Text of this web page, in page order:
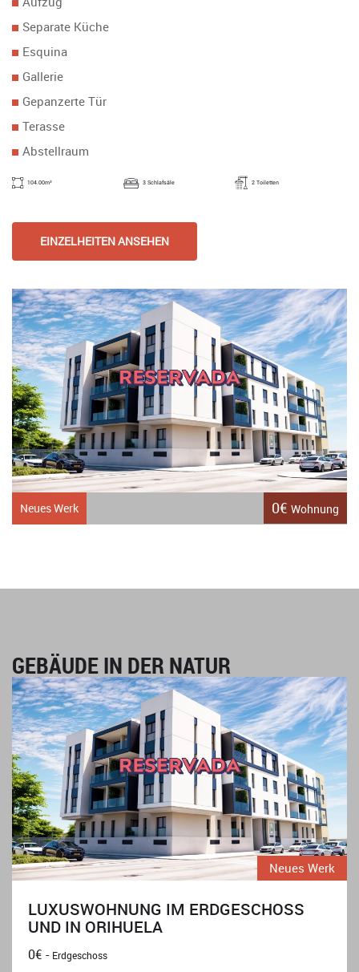
Separate Küche
Esquina
Gallerie
Gepanzerte Tür
Terasse
Abstellraum
104.00m² 3 Schlafsäle 2 Toiletten
EINZELHEITEN ANSEHEN
Neues Werk 0€ Wohnung
GEBÄUDE IN DER NATUR
Neues Werk
LUXUSWOHNUNG IM ERDGESCHOSS
UND IN ORIHUELA
0€ - Erdgeschoss